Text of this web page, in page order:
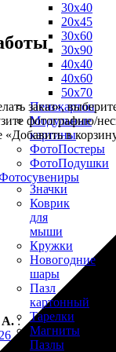
30х40
20х45
30х60
30х90
40х40
40х60
50х70
Пенокартон
Модульные
картины
ФотоПостеры
ФотоПодушки
Значки
Коврик
для
мыши
Кружки
Новогодние
шары
Пазл
картонный
Тарелки
Магниты
Пазлы
заказ»,
фотографию/
в
А. :